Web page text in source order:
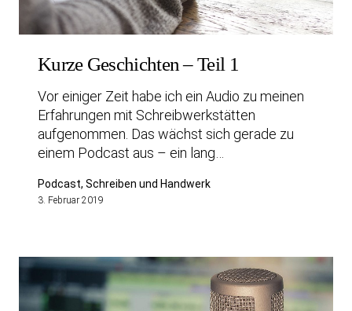
Kurze Geschichten – Teil 1
Vor einiger Zeit habe ich ein Audio zu meinen
Erfahrungen mit Schreibwerkstätten
aufgenommen. Das wächst sich gerade zu
einem Podcast aus – ein lang…
Podcast, Schreiben und Handwerk
3. Februar 2019